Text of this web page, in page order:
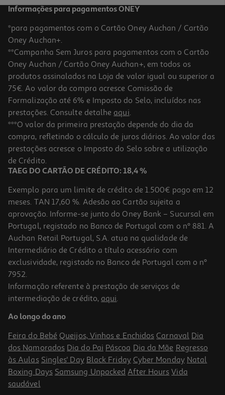
Pasta Arquivo A4 Ambar Marmoreada Preto
2.49 €/un
2,49 €
Pasta Arquivo A4 Ambar Lombada Larga Lisa Verde Alface
2.45 €/un
2,45 €
Informações para pagamentos ONEY
*para pagamentos com o Cartão Oney Auchan / Cartão
Oney Auchan+.
**Campanha Sem Juros para pagamentos com o Cartão
Oney Auchan / Cartão Oney Auchan+, em todos os
produtos assinalados na Loja de valor igual ou superior a
75€. Ao valor da compra acresce Comissão de
Formalização até 6% e Imposto do Selo, incluídos nas
prestações. Consulte detalhe aqui.
***O valor da primeira prestação depende do dia da
compra, refletindo o cálculo de juros diários. Ao valor das
prestações acresce o Imposto do Selo sobre a utilização
de Crédito.
TAEG DO CARTÃO DE CRÉDITO: 18,4 %
Exemplo para um limite de crédito de 1.500€ pago em 12
meses. TAN 17,60 %. Adesão ao Cartão sujeita a
aprovação. Informe-se junto do Oney Bank – Sucursal em
Portugal, registado no Banco de Portugal com o nº 881. A
Auchan Retail Portugal, S.A. atua na qualidade de
Intermediário de Crédito a título acessório com
exclusividade, registado no Banco de Portugal com o nº
7952.
Informação referente à prestação de serviços de
intermediação de crédito, aqui.
Ao longo do ano
Feira do Bebé Queijos, Vinhos e Enchidos Carnaval Dia
dos Namorados Dia do Pai Páscoa Dia da Mãe Regresso
às Aulas Singles' Day Black Friday Cyber Monday Natal
Boxing Days Samsung Unpacked After Hours Vida
saudável